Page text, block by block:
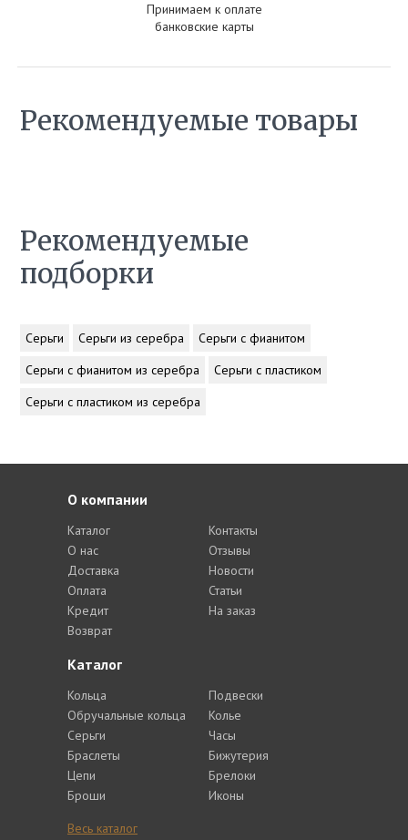
Принимаем к оплате
банковские карты
Рекомендуемые товары
Рекомендуемые
подборки
Серьги Серьги из серебра
Серьги с фианитом
Серьги с фианитом из серебра
Серьги с пластиком
Серьги с пластиком из серебра
Каталог
Кольца
Обручальные кольца
Серьги
Браслеты
Цепи
Броши
Подвески
Колье
Часы
Бижутерия
Брелоки
Иконы
Весь каталог
О компании
Каталог
О нас
Доставка
Оплата
Кредит
Возврат
Контакты
Отзывы
Новости
Статьи
На заказ